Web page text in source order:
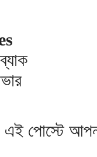
এই পোস্টে